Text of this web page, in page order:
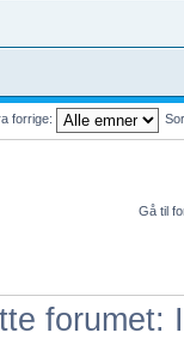
forrige:
Gå til